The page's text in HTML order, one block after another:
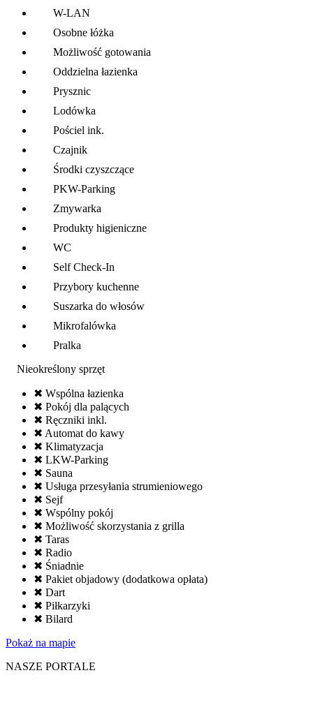
W-LAN
Osobne łóżka
Możliwość gotowania
Oddzielna łazienka
Prysznic
Lodówka
Pościel ink.
Czajnik
Środki czyszczące
PKW-Parking
Zmywarka
Produkty higieniczne
WC
Self Check-In
Przybory kuchenne
Suszarka do włosów
Mikrofalówka
Pralka
Nieokreślony sprzęt
✖ Wspólna łazienka
✖ Pokój dla palących
✖ Ręczniki inkl.
✖ Automat do kawy
✖ Klimatyzacja
✖ LKW-Parking
✖ Sauna
✖ Usługa przesyłania strumieniowego
✖ Sejf
✖ Wspólny pokój
✖ Możliwość skorzystania z grilla
✖ Taras
✖ Radio
✖ Śniadnie
✖ Pakiet objadowy (dodatkowa opłata)
✖ Dart
✖ Piłkarzyki
✖ Bilard
Pokaż na mapie
NASZE PORTALE